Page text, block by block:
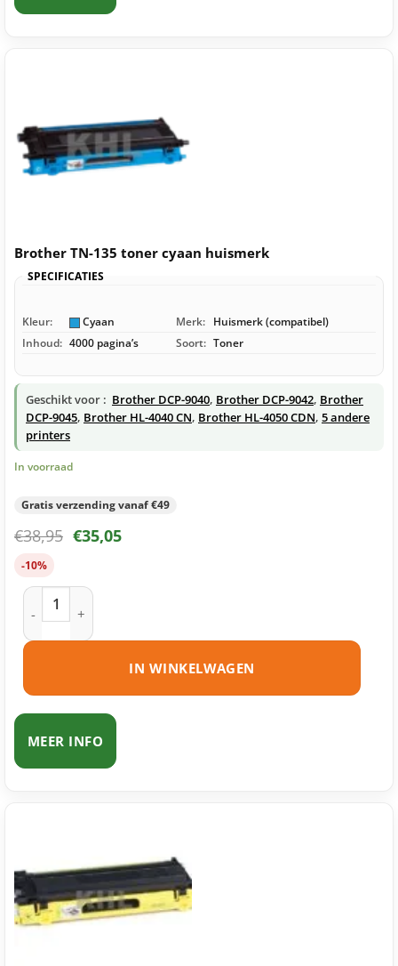
Brother TN-135 toner cyaan huismerk
SPECIFICATIES
Kleur: Cyaan Merk: Huismerk (compatibel)
Inhoud: 4000 pagina’s Soort: Toner
Geschikt voor : Brother DCP-9040, Brother DCP-9042, Brother
DCP-9045, Brother HL-4040 CN, Brother HL-4050 CDN, 5 andere
printers
In voorraad
Gratis verzending vanaf €49
€38,95 €35,05
-10%
Brother TN-135 toner cyaan huismerk aantal
IN WINKELWAGEN
MEER INFO